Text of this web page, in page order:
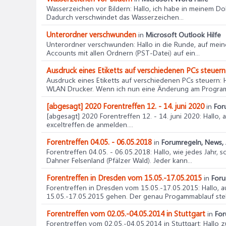
Wasserzeichen vor Bildern: Hallo, ich habe in meinem
Dadurch verschwindet das Wasserzeichen...
Unterordner verschwunden in Microsoft Outlook Hilfe
Unterordner verschwunden: Hallo in die Runde, auf
Accounts mit allen Ordnern (PST-Datei) auf ein...
Ausdruck eines Etiketts auf verschiedenen PCs steuern
Ausdruck eines Etiketts auf verschiedenen PCs steuern:
WLAN Drucker. Wenn ich nun eine Änderung am
[abgesagt] 2020 Forentreffen 12. - 14. juni 2020in
[abgesagt] 2020 Forentreffen 12. - 14. juni 2020: Hallo,
exceltreffen.de anmelden....
Forentreffen 04.05. - 06.05.2018 in Forumregeln,
Forentreffen 04.05. - 06.05.2018: Hallo, wie jedes Jahr,
Dahner Felsenland (Pfälzer Wald). Jeder kann...
Forentreffen in Dresden vom 15.05.-17.05.2015 in
Forentreffen in Dresden vom 15.05.-17.05.2015: Hallo,
15.05.-17.05.2015 gehen. Der genau Progammablauf
Forentreffen vom 02.05.-04.05.2014 in Stuttgart in
Forentreffen vom 02.05.-04.05.2014 in Stuttgart: Hallo